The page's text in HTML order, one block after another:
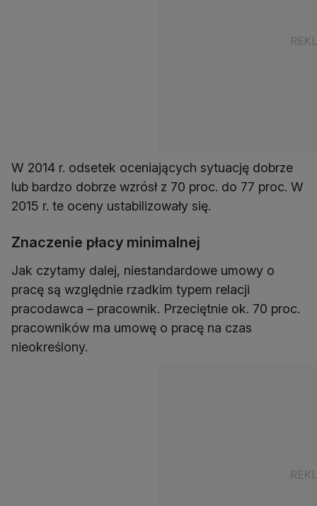
W 2014 r. odsetek oceniających sytuację dobrze
lub bardzo dobrze wzrósł z 70 proc. do 77 proc. W
2015 r. te oceny ustabilizowały się.
Znaczenie płacy minimalnej
Jak czytamy dalej, niestandardowe umowy o
pracę są względnie rzadkim typem relacji
pracodawca – pracownik. Przeciętnie ok. 70 proc.
pracowników ma umowę o pracę na czas
nieokreślony.